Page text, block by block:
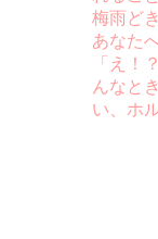
梅雨ど
あなた
「え！
んなと
い、ホ